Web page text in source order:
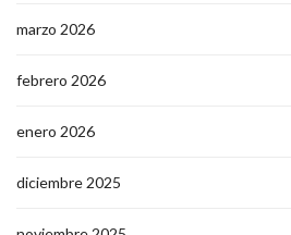
marzo 2026
febrero 2026
enero 2026
diciembre 2025